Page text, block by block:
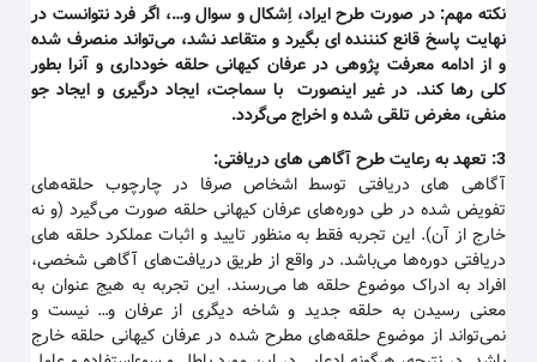
نکته مهم: در صورت طرح ایراد، اِشکال و سوال و…، اگر فرد نتوانست در
نهایت پاسخ قانع کنننده ای بگیرد و متقاعد نشد، می‌تواند منصرف شده
و از ادامه معرفت پژوهی در عرفان کیهانی حلقه خودداری و آنرا بطور
کلی رها کند. در غیر اینصورت با سماجت، ایجاد درگیری و ایجاد جو
منفی، مغرض تلقی شده و اخراج می‌گردد.
تعهد به رعایت طرح آگاهی های دریافتی:
آگاهی های دریافتی توسط اشخاص صرفا در چارچوب حلقه‌های
تفویض شده در طی دوره‌های عرفان کیهانی حلقه صورت می‌گیرد (و نه
خارج از آن). این تجربه فقط به منظور تایید و اثبات عملکرد حلقه های
دریافتی دوره‌ها می‌باشد. در واقع از طریق دریافت‌های آگاهی شخصی،
افراد به ادراک موضوع حلقه ها می‌رسند. این تجربه به هیج عنوان به
معنی رسیدن به حلقه جدید و شاخه دیگری از عرفان و… نیست و
نمی‌تواند از موضوع حلقه‌های مطرح شده در عرفان کیهانی حلقه خارج